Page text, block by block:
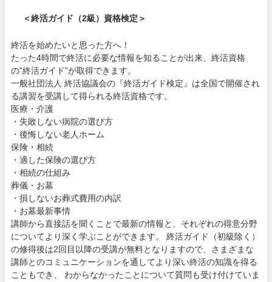
＜終活ガイド（2級）資格検定＞
終活を始めたいと思った方へ！
たった4時間で終活に必要な情報を知ることが出来、終活資格
の”終活ガイド”が取得できます。
一般社団法人 終活協議会の『終活ガイド検定』は全国で開催され
る講習を受講して得られる終活資格です。
医療・介護
・失敗しない病院の選び方
・後悔しない老人ホーム
保険・相続
・適した保険の選び方
・相続の仕組み
葬儀・お墓
・損しないお葬式費用の内訳
・お墓最新事情
講師から直接話を聞くことで最新の情報と、それぞれの得意分野
についてより深く学ぶことができます。 終活ガイド（初級除く）
の修得後は2回目以降の受講が無料となりますので、さまざまな
講師とのコミュニケーションを通してより深い終活の知識を得る
こともでき、 わからなかったことについて質問も受け付けていま